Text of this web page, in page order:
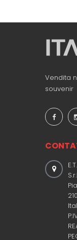
Vendita
souvenir